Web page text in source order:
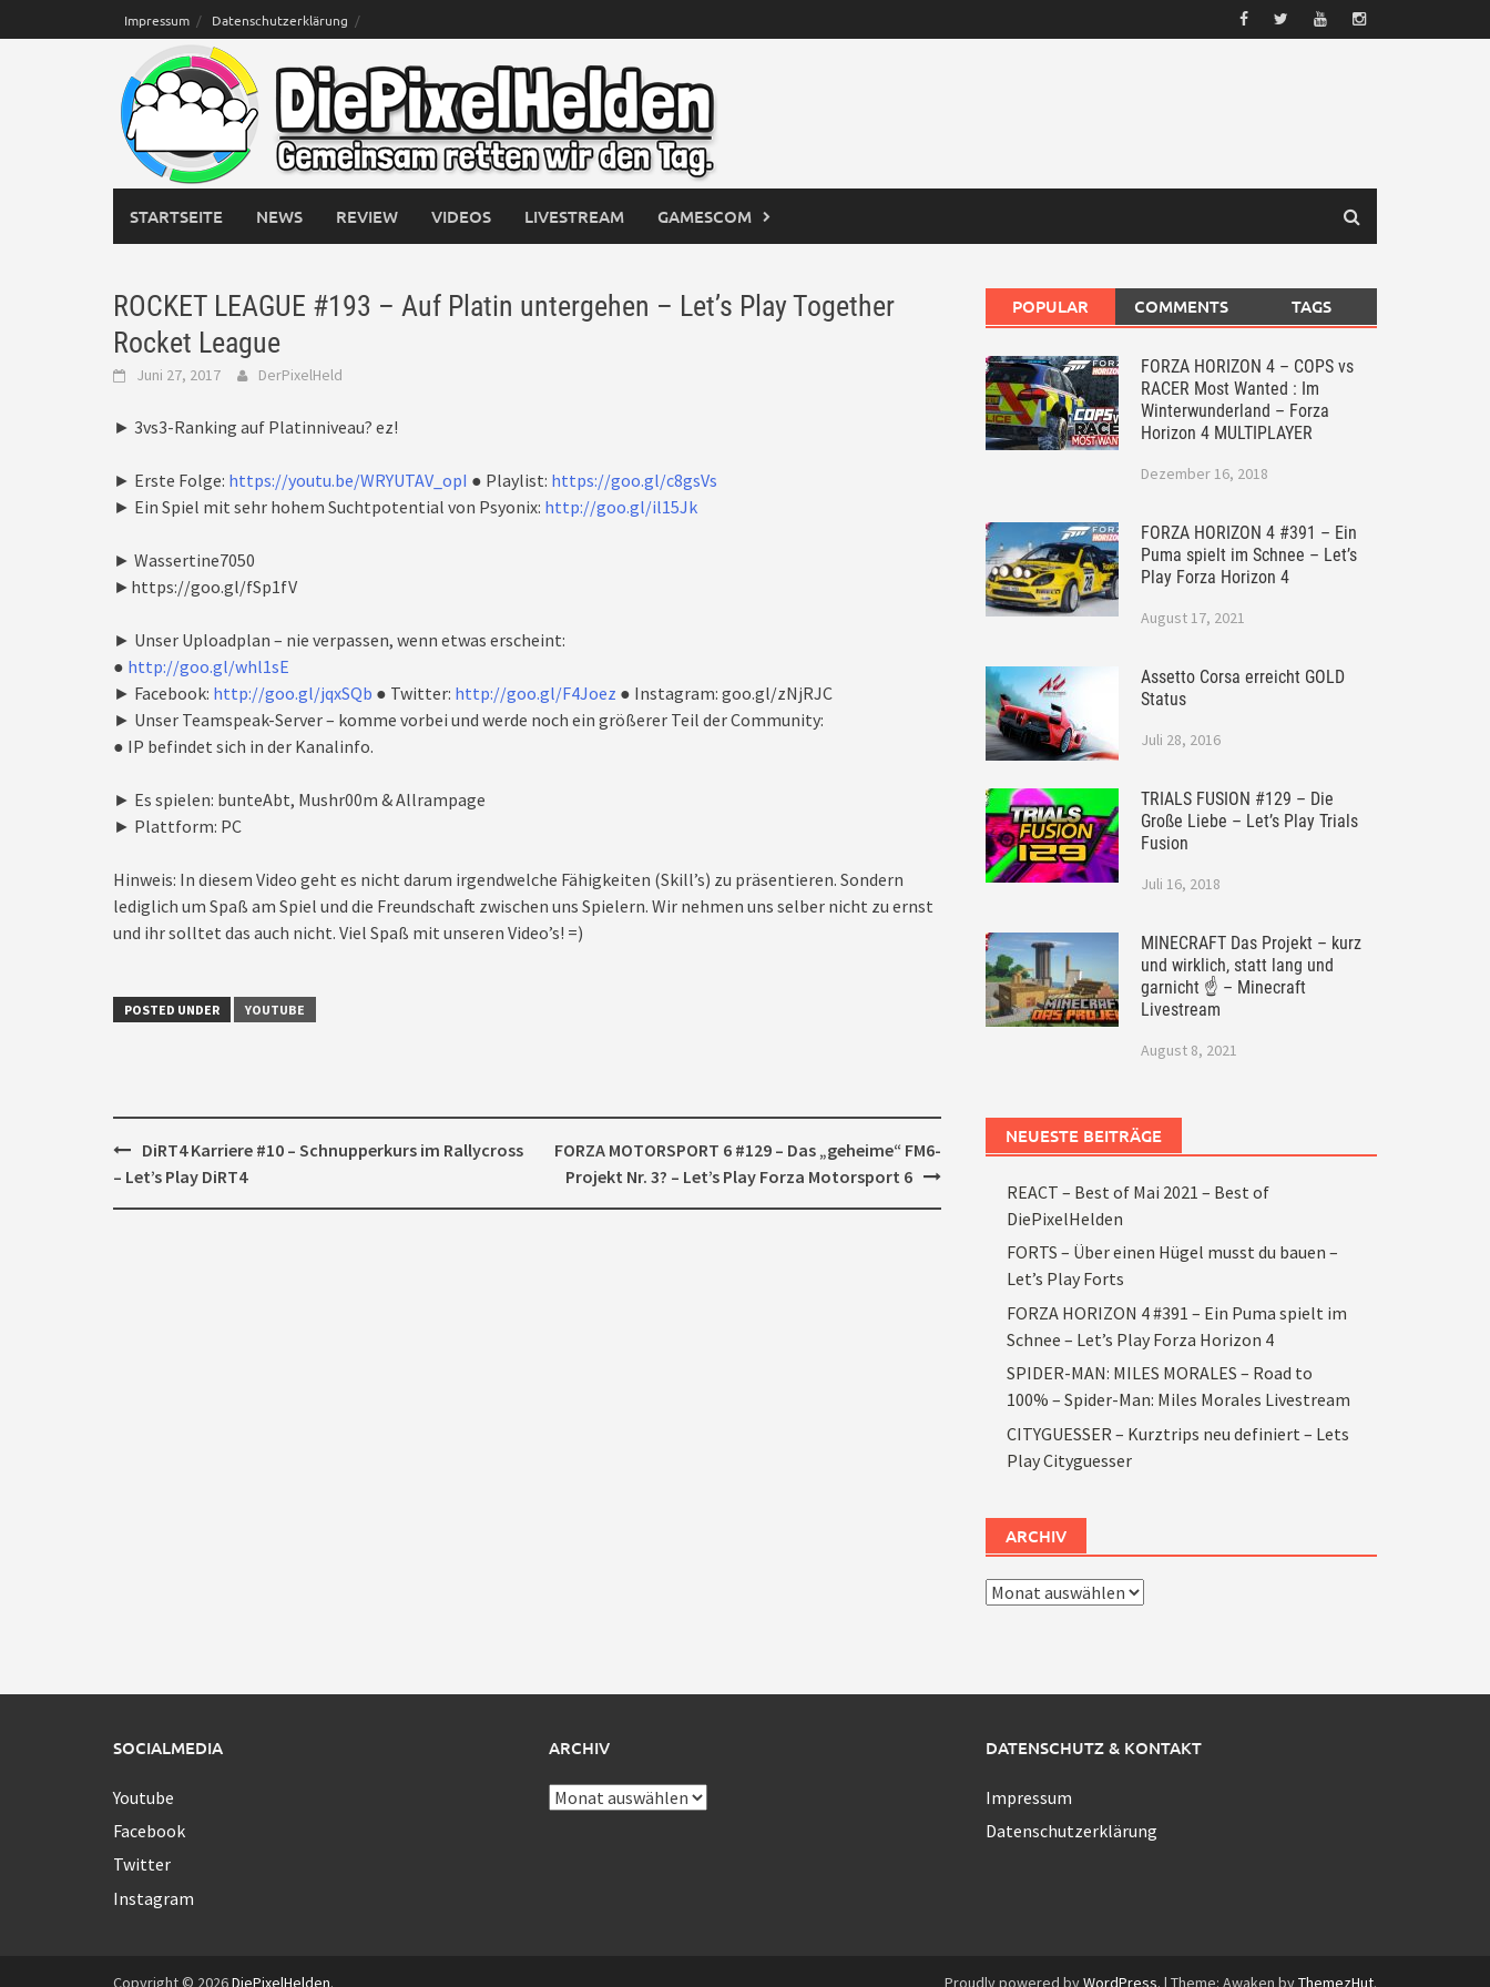
to
Impressum Datenschutzerklärung
STARTSEITE NEWS REVIEW VIDEOS LIVESTREAM GAMESCOM
ROCKET LEAGUE #193 – Auf Platin untergehen – Let’s Play Together
Rocket League
Juni 27, 2017 DerPixelHeld
► 3vs3-Ranking auf Platinniveau? ez!
► Erste Folge: https://youtu.be/WRYUTAV_opI ● Playlist: https://goo.gl/c8gsVs
► Ein Spiel mit sehr hohem Suchtpotential von Psyonix: http://goo.gl/il15Jk
► Wassertine7050
►https://goo.gl/fSp1fV
► Unser Uploadplan – nie verpassen, wenn etwas erscheint:
● http://goo.gl/whl1sE
► Facebook: http://goo.gl/jqxSQb ● Twitter: http://goo.gl/F4Joez ● Instagram: goo.gl/zNjRJC
► Unser Teamspeak-Server – komme vorbei und werde noch ein größerer Teil der Community:
● IP befindet sich in der Kanalinfo.
► Es spielen: bunteAbt, Mushr00m & Allrampage
► Plattform: PC
Hinweis: In diesem Video geht es nicht darum irgendwelche Fähigkeiten (Skill’s) zu präsentieren. Sondern
lediglich um Spaß am Spiel und die Freundschaft zwischen uns Spielern. Wir nehmen uns selber nicht zu ernst
und ihr solltet das auch nicht. Viel Spaß mit unseren Video’s! =)
POSTED UNDER YOUTUBE
Post
navigation
DiRT4 Karriere #10 – Schnupperkurs im Rallycross
– Let’s Play DiRT4
FORZA MOTORSPORT 6 #129 – Das „geheime“ FM6-
Projekt Nr. 3? – Let’s Play Forza Motorsport 6
POPULAR COMMENTS TAGS
FORZA HORIZON 4 – COPS vs
RACER Most Wanted : Im
Winterwunderland – Forza
Horizon 4 MULTIPLAYER
Dezember 16, 2018
FORZA HORIZON 4 #391 – Ein
Puma spielt im Schnee – Let’s
Play Forza Horizon 4
August 17, 2021
Assetto Corsa erreicht GOLD
Status
Juli 28, 2016
TRIALS FUSION #129 – Die
Große Liebe – Let’s Play Trials
Fusion
Juli 16, 2018
MINECRAFT Das Projekt – kurz
und wirklich, statt lang und
garnicht ☝ – Minecraft
Livestream
August 8, 2021
NEUESTE BEITRÄGE
REACT – Best of Mai 2021 – Best of
DiePixelHelden
FORTS – Über einen Hügel musst du bauen –
Let’s Play Forts
FORZA HORIZON 4 #391 – Ein Puma spielt im
Schnee – Let’s Play Forza Horizon 4
SPIDER-MAN: MILES MORALES – Road to
100% – Spider-Man: Miles Morales Livestream
CITYGUESSER – Kurztrips neu definiert – Lets
Play Cityguesser
ARCHIV
Archiv
SOCIALMEDIA
Youtube
Facebook
Twitter
Instagram
ARCHIV
Archiv
DATENSCHUTZ & KONTAKT
Impressum
Datenschutzerklärung
Copyright © 2026DiePixelHelden. Proudly powered byWordPress. | Theme: Awaken byThemezHut.